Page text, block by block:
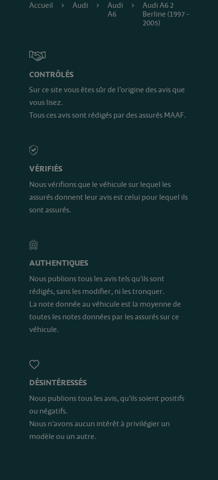
Accueil Audi
Audi
A6
Audi A6 2
Berline (1997 -
2005)
CONTRÔLÉS
Sur ce site vous êtes sûr de l’origine des avis que
vous lisez.
Tous ces avis sont rédigés par des assurés MAAF.
VÉRIFIÉS
Nous vérifions que le véhicule sur lequel les
assurés donnent leur avis est celui pour lequel ils
sont assurés.
AUTHENTIQUES
Nous publions tous les avis tels qu’ils sont
rédigés, sans les modifier, ni les tronquer.
La note donnée au véhicule est la moyenne de
toutes les notes données par les assurés sur ce
véhicule.
DÉSINTÉRESSÉS
Nous publions tous les avis, qu’ils soient positifs
ou négatifs.
Nous n’avons aucun intérêt à privilégier un
modèle ou un autre.